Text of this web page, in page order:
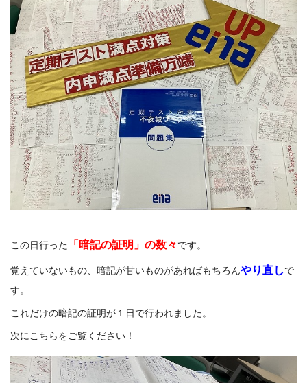
この日行った 「 暗記の証明」 の数々 です。
覚えていないもの、暗記が甘いものがあればもちろんやり直し で
す。
これだけの暗記の証明が１日で行われました。
次にこちらをご覧ください！